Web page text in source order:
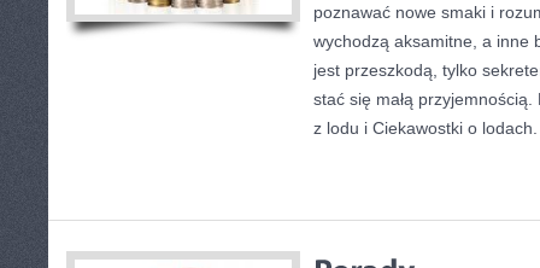
poznawać nowe smaki i
wychodzą aksamitne, a inne
jest przeszkodą, tylko
stać się małą
z lodu i Ciekawostki o